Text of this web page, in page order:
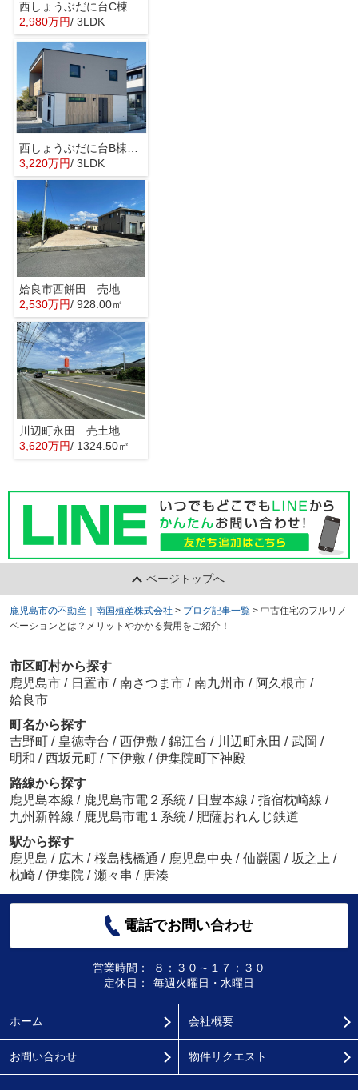
2,980万円/ 3LDK
3,220万円/ 3LDK
姶良市西餅田 売地
2,530万円/ 928.00㎡
川辺町永田 売土地
3,620万円/ 1324.50㎡
ページトップへ
鹿児島市の不動産｜南国殖産株式会社 > ブログ記事一覧 > 中古住宅のフルリノ
ベーションとは？メリットやかかる費用をご紹介！
市区町村から探す
鹿児島市 / 日置市 / 南さつま市 / 南九州市 / 阿久根市 /
姶良市
町名から探す
吉野町 / 皇徳寺台 / 西伊敷 / 錦江台 / 川辺町永田 / 武岡 /
明和 / 西坂元町 / 下伊敷 / 伊集院町下神殿
路線から探す
鹿児島本線 / 鹿児島市電２系統 / 日豊本線 / 指宿枕崎線 /
九州新幹線 / 鹿児島市電１系統 / 肥薩おれんじ鉄道
駅から探す
鹿児島 / 広木 / 桜島桟橋通 / 鹿児島中央 / 仙巌園 / 坂之上 /
枕崎 / 伊集院 / 瀬々串 / 唐湊
電話でお問い合わせ
営業時間：
８：３０～１７：３０
定休日：
毎週火曜日・水曜日
ホーム 会社概要
お問い合わせ 物件リクエスト